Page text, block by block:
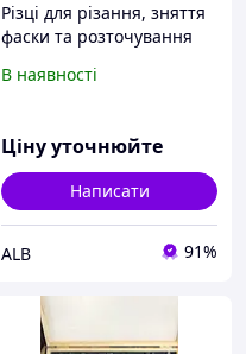
Різці для різання, зняття
фаски та розточування
труборезам серії ТВЗ
В наявності
Ціну уточнюйте
Написати
ALB 91%